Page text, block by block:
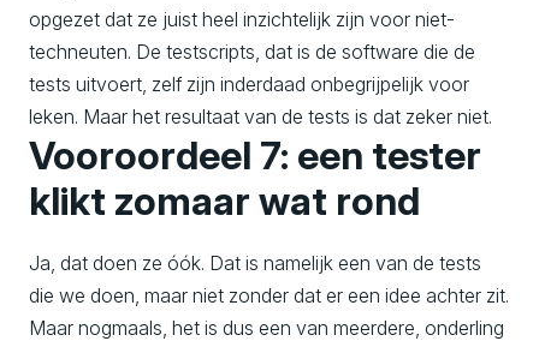
opgezet dat ze juist heel inzichtelijk zijn voor niet-
techneuten. De testscripts, dat is de software die de
tests uitvoert, zelf zijn inderdaad onbegrijpelijk voor
leken. Maar het resultaat van de tests is dat zeker niet.
Vooroordeel 7: een tester
klikt zomaar wat rond
Ja, dat doen ze óók. Dat is namelijk een van de tests
die we doen, maar niet zonder dat er een idee achter zit.
Maar nogmaals, het is dus een van meerdere, onderling